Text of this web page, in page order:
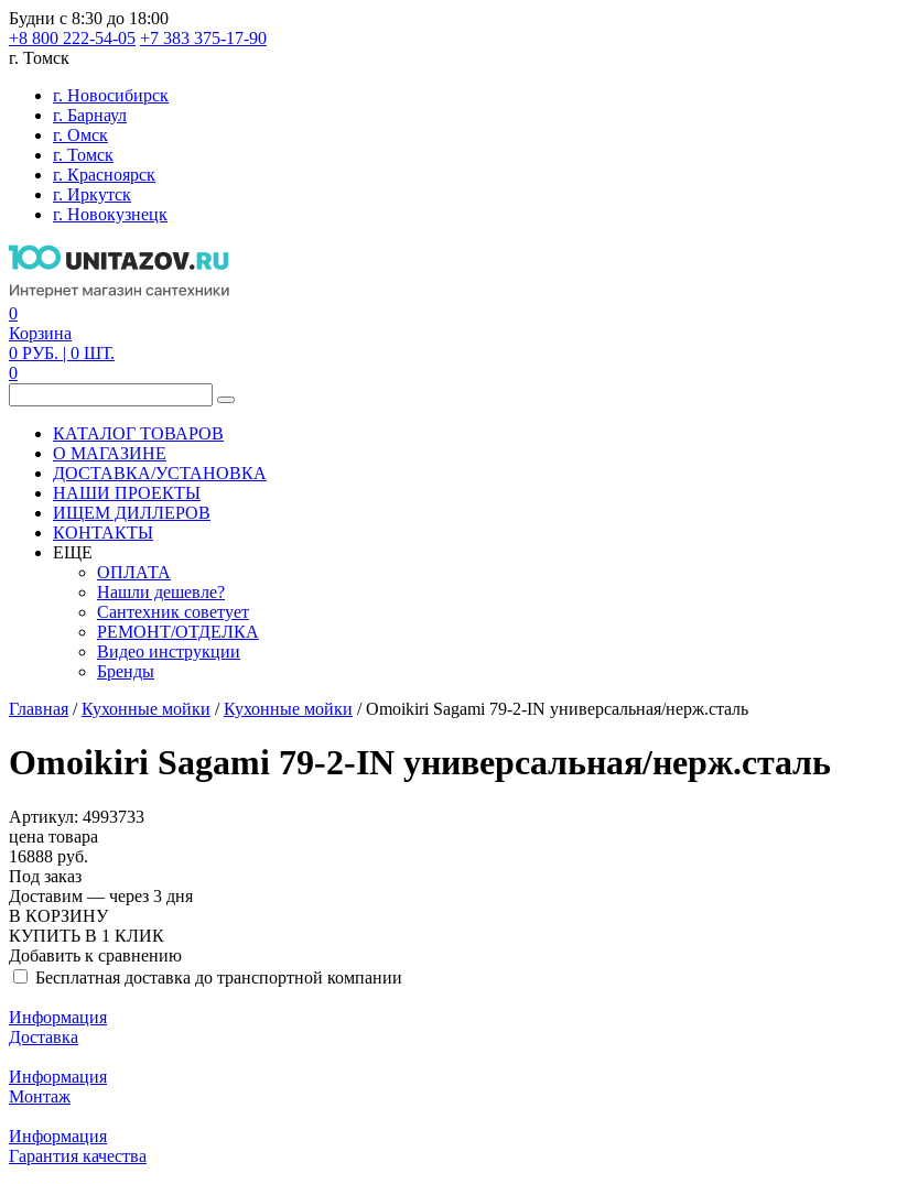
Будни с 8:30 до 18:00
+8 800 222-54-05 +7 383 375-17-90
г. Томск
г. Новосибирск
г. Барнаул
г. Омск
г. Томск
г. Красноярск
г. Иркутск
г. Новокузнецк
0
Корзина
0 РУБ. | 0 ШТ.
0
КАТАЛОГ ТОВАРОВ
О МАГАЗИНЕ
ДОСТАВКА/УСТАНОВКА
НАШИ ПРОЕКТЫ
ИЩЕМ ДИЛЛЕРОВ
КОНТАКТЫ
ЕЩЕ
ОПЛАТА
Нашли дешевле?
Сантехник советует
РЕМОНТ/ОТДЕЛКА
Видео инструкции
Бренды
Главная /Кухонные мойки /Кухонные мойки /Omoikiri Sagami 79-2-IN универсальная/нерж.сталь
Omoikiri Sagami 79-2-IN универсальная/нерж.сталь
Артикул: 4993733
цена товара
16888 руб.
Под заказ
Доставим — через 3 дня
В КОРЗИНУ
КУПИТЬ В 1 КЛИК
Добавить к сравнению
Бесплатная доставка до транспортной компании
Информация
Доставка
Информация
Монтаж
Информация
Гарантия качества